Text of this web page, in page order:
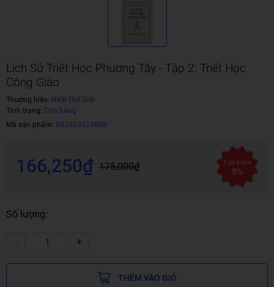
Lịch Sử Triết Học Phương Tây - Tập 2: Triết Học
Công Giáo
Thương hiệu: NXB Thế Giới
Tình trạng: Còn hàng
Mã sản phẩm: 893523523806
166,250₫ 175,000₫ Tiết kiệm
5%
Số lượng:
- +
THÊM VÀO GIỎ